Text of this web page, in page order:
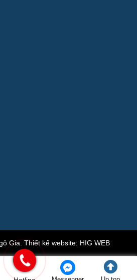
Gia. Thiết kế website: HIG WEB